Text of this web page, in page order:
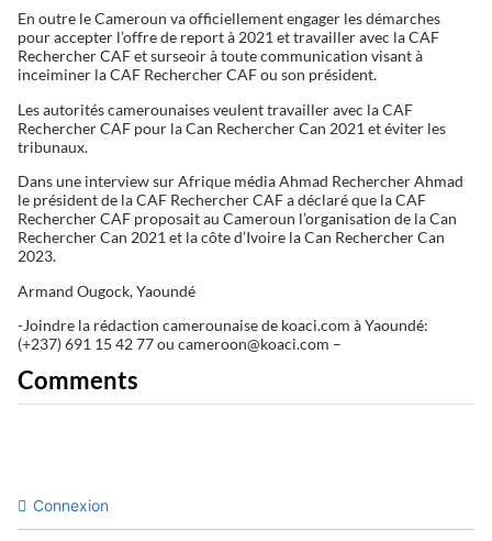
En outre le Cameroun va officiellement engager les démarches
pour accepter l’offre de report à 2021 et travailler avec la CAF
Rechercher CAF et surseoir à toute communication visant à
inceiminer la CAF Rechercher CAF ou son président.
Les autorités camerounaises veulent travailler avec la CAF
Rechercher CAF pour la Can Rechercher Can 2021 et éviter les
tribunaux.
Dans une interview sur Afrique média Ahmad Rechercher Ahmad
le président de la CAF Rechercher CAF a déclaré que la CAF
Rechercher CAF proposait au Cameroun l’organisation de la Can
Rechercher Can 2021 et la côte d’Ivoire la Can Rechercher Can
2023.
Armand Ougock, Yaoundé
-Joindre la rédaction camerounaise de koaci.com à Yaoundé:
(+237) 691 15 42 77 ou cameroon@koaci.com –
Comments
Connexion